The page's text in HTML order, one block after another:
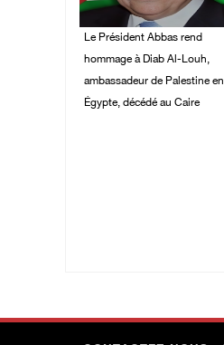
Le Président Abbas rend
hommage à Diab Al-Louh,
ambassadeur de Palestine en
Égypte, décédé au Caire